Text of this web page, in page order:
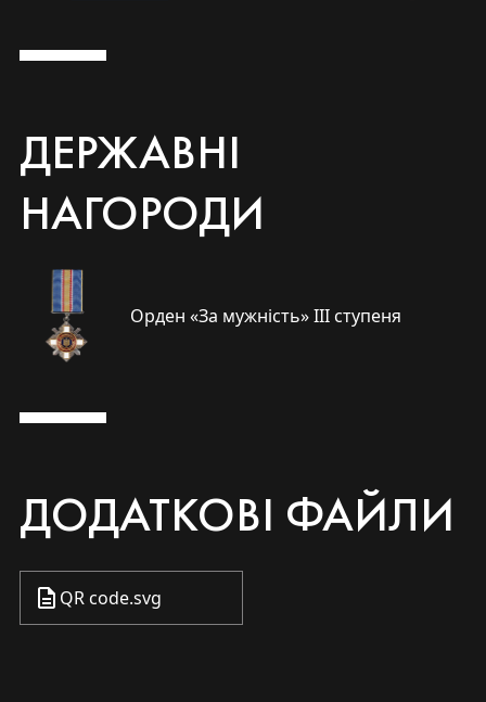
ДЕРЖАВНІ
НАГОРОДИ
Орден «За мужність» ІІІ ступеня
ДОДАТКОВІ ФАЙЛИ
QR code.svg